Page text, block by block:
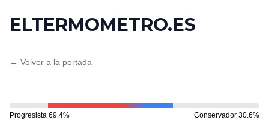
ELTERMOMETRO.ES
← Volver a la portada
Progresista 69.4% Conservador 30.6%